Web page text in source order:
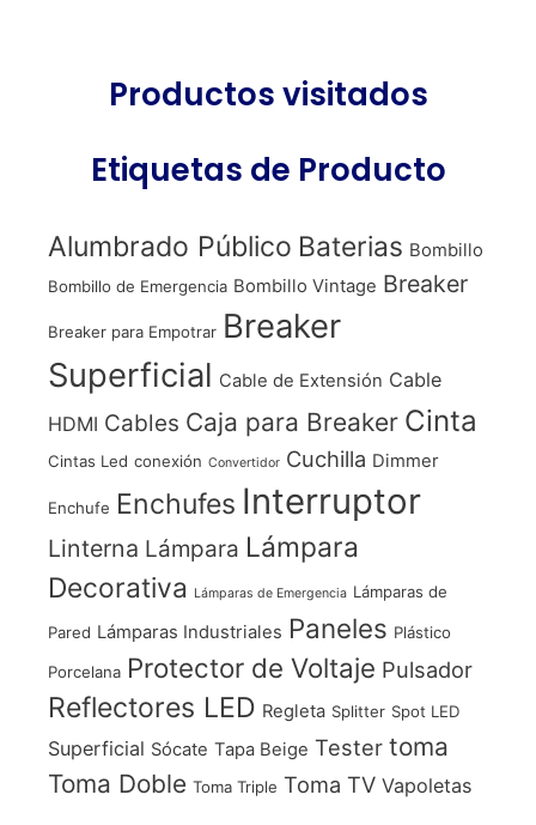
Productos visitados
Etiquetas de Producto
Alumbrado Público Baterias Bombillo
Bombillo de Emergencia Bombillo Vintage Breaker
Breaker para Empotrar Breaker
Superficial Cable de Extensión Cable
HDMI Cables Caja para Breaker Cinta
Cintas Led conexión Convertidor Cuchilla Dimmer
Enchufe Enchufes Interruptor
Linterna Lámpara Lámpara
Decorativa
Lámparas de Emergencia Lámparas de
Pared Lámparas Industriales Paneles Plástico
Porcelana Protector de Voltaje Pulsador
Reflectores LED Regleta Splitter Spot LED
Superficial Sócate Tapa Beige Tester toma
Toma Doble Toma Triple Toma TV Vapoletas